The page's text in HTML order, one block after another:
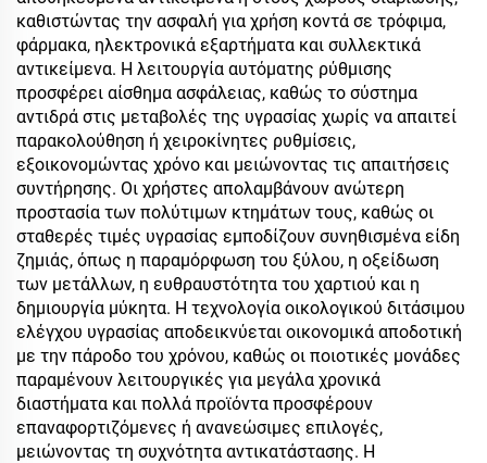
καθιστώντας την ασφαλή για χρήση κοντά σε τρόφιμα,
φάρμακα, ηλεκτρονικά εξαρτήματα και συλλεκτικά
αντικείμενα. Η λειτουργία αυτόματης ρύθμισης
προσφέρει αίσθημα ασφάλειας, καθώς το σύστημα
αντιδρά στις μεταβολές της υγρασίας χωρίς να απαιτεί
παρακολούθηση ή χειροκίνητες ρυθμίσεις,
εξοικονομώντας χρόνο και μειώνοντας τις απαιτήσεις
συντήρησης. Οι χρήστες απολαμβάνουν ανώτερη
προστασία των πολύτιμων κτημάτων τους, καθώς οι
σταθερές τιμές υγρασίας εμποδίζουν συνηθισμένα είδη
ζημιάς, όπως η παραμόρφωση του ξύλου, η οξείδωση
των μετάλλων, η ευθραυστότητα του χαρτιού και η
δημιουργία μύκητα. Η τεχνολογία οικολογικού διτάσιμου
ελέγχου υγρασίας αποδεικνύεται οικονομικά αποδοτική
με την πάροδο του χρόνου, καθώς οι ποιοτικές μονάδες
παραμένουν λειτουργικές για μεγάλα χρονικά
διαστήματα και πολλά προϊόντα προσφέρουν
επαναφορτιζόμενες ή ανανεώσιμες επιλογές,
μειώνοντας τη συχνότητα αντικατάστασης. Η